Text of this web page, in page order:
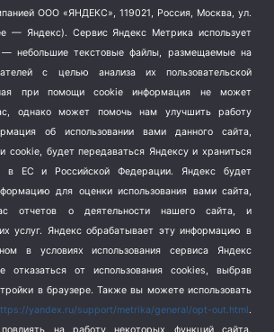
ООО «ЯНДЕКС», 119021, Россия, Москва, ул.
— Яндекс). Сервис Яндекс Метрика использует
— небольшие текстовые файлы, размещаемые на
с целью анализа их пользовательской
при помощи cookie информация не может
однако может помочь нам улучшить работу
об использовании вами данного сайта,
cookie, будет передаваться Яндексу и храниться
в ЕС и Российской Федерации. Яндекс будет
для оценки использования вами сайта,
отчетов о деятельности нашего сайта, и
услуг. Яндекс обрабатывает эту информацию в
в условиях использования сервиса Яндекс
отказаться от использования cookies, выбрав
в браузере. Также вы можете использовать
yandex.ru/support/metrika/general/opt-out.html.